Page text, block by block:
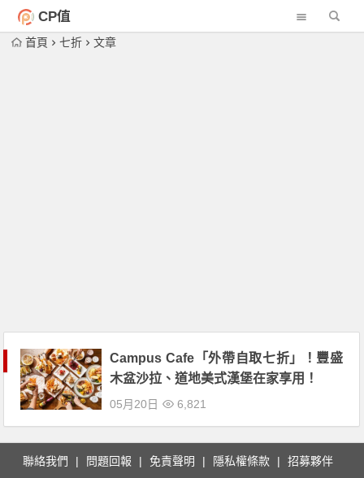
CP值
首頁 七折 文章
Campus Cafe「外帶自取七折」！豐盛
木盆沙拉、道地美式漢堡在家享用！
05月20日 6,821
聯絡我們 問題回報 免責聲明 隱私權條款 招募夥伴